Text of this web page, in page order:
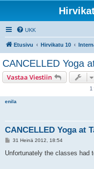
UKK
Etusivu Hirvikatu 10
CANCELLED Yoga
Vastaa Viestiin
1
enila
CANCELLED Yoga at
V
e
31 Heinä 2012, 18:54
Unfortunately the classes had